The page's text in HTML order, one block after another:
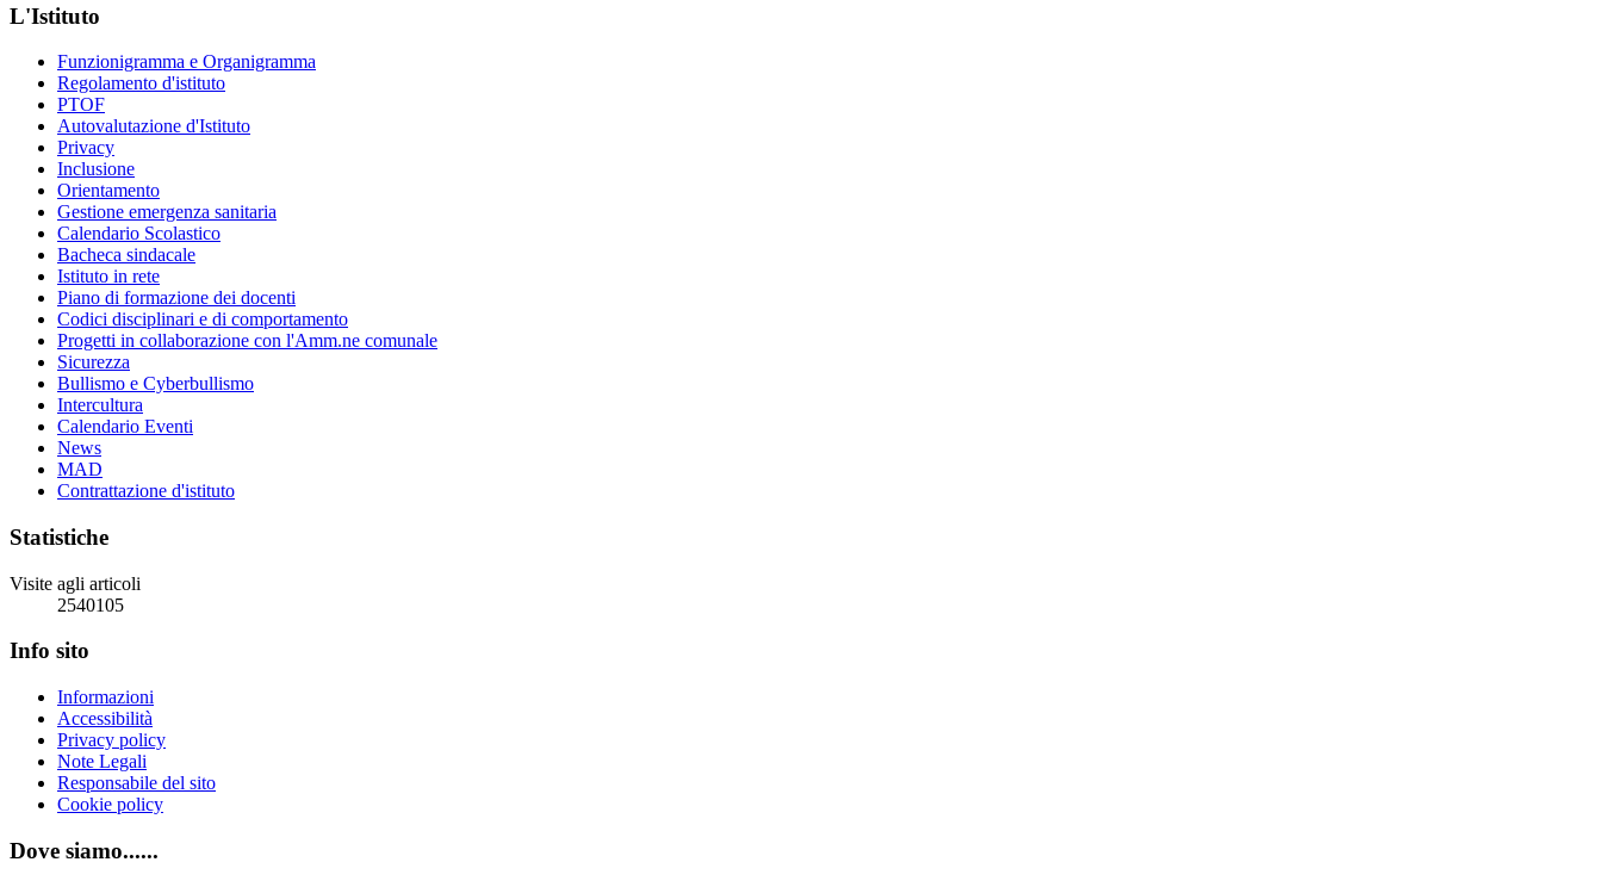
L'Istituto
Funzionigramma e Organigramma
Regolamento d'istituto
PTOF
Autovalutazione d'Istituto
Privacy
Inclusione
Orientamento
Gestione emergenza sanitaria
Calendario Scolastico
Bacheca sindacale
Istituto in rete
Piano di formazione dei docenti
Codici disciplinari e di comportamento
Progetti in collaborazione con l'Amm.ne comunale
Sicurezza
Bullismo e Cyberbullismo
Intercultura
Calendario Eventi
News
MAD
Contrattazione d'istituto
Statistiche
Visite agli articoli
2540105
Info sito
Informazioni
Accessibilità
Privacy policy
Note Legali
Responsabile del sito
Cookie policy
Dove siamo......